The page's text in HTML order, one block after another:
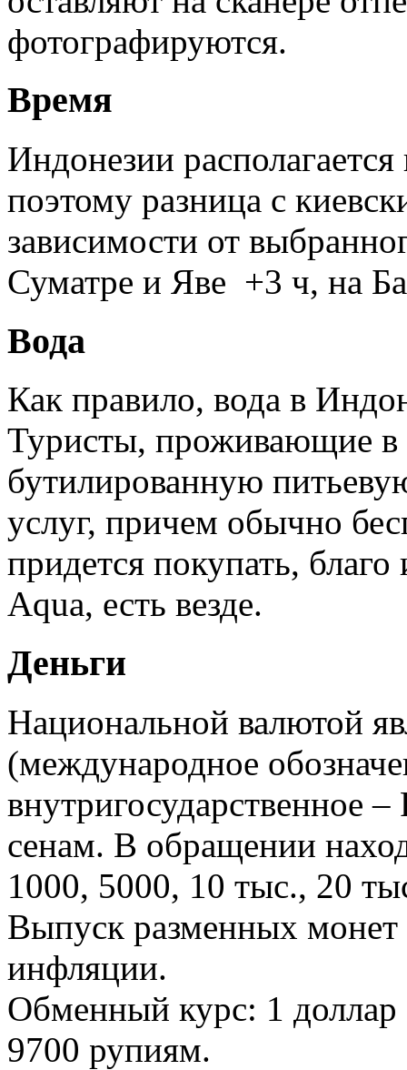
фотографируются.
Время
Индонезии
поэтому разница с
зависимости от
Суматре и Яве +3 ч, на
Вода
Как правило, вода в
Туристы, проживающие в
бутилированную
услуг, причем обычно
придется покупать,
Aqua, есть везде.
Деньги
Национальной валютой
(международное
внутригосударственное
сенам. В обращении
1000, 5000, 10 тыс., 20
Выпуск разменных
инфляции.
Обменный курс: 1
9700 рупиям.